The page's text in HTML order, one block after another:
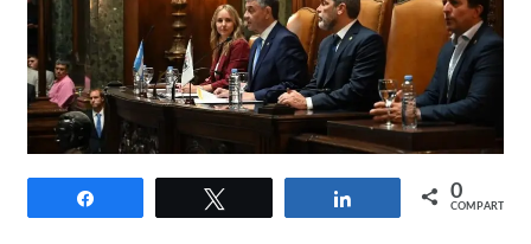
Compartir 0
COMPARTIR